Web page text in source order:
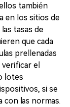
también
en los sitios de
tasas de
que cada
prellenadas
el
lotes
si se
las normas.